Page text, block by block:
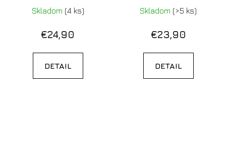
Skladom (4 ks)
€24,90
DETAIL
Skladom (>5 ks)
€23,90
DETAIL